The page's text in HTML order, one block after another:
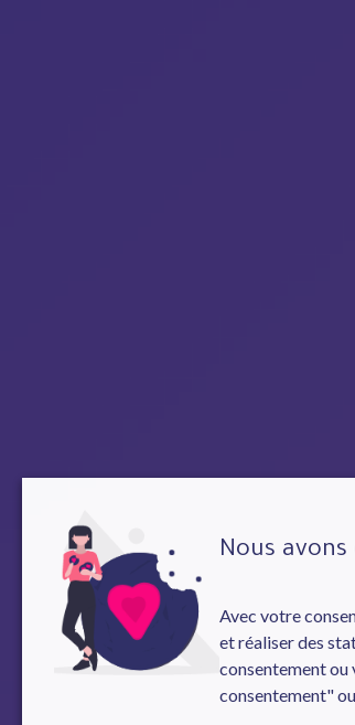
Nous
Avec votre
et réaliser des
consentement
consentement"